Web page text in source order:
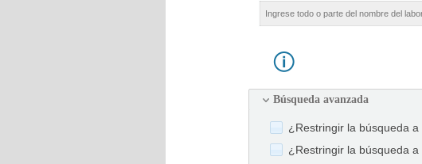
Búsqueda avanzada
¿Restringir la búsqueda
¿Restringir la búsqueda